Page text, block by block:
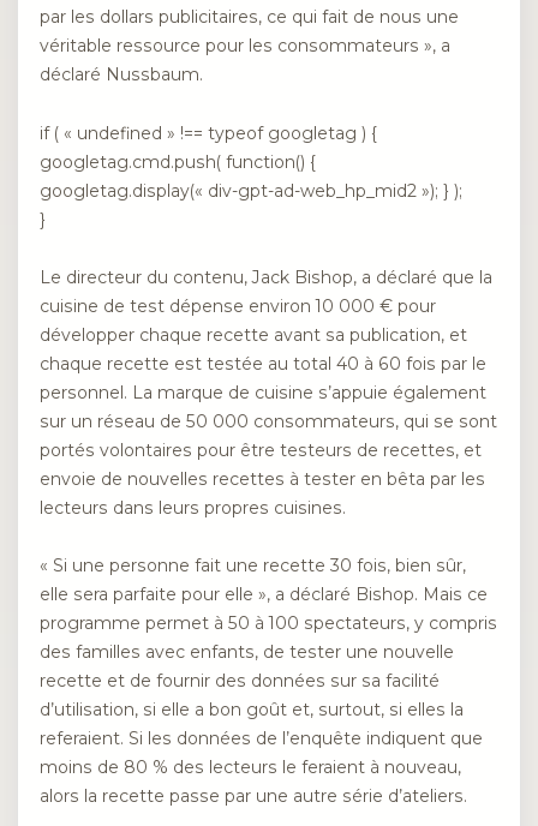
par les dollars publicitaires, ce qui fait de nous une
véritable ressource pour les consommateurs », a
déclaré Nussbaum.
if ( « undefined » !== typeof googletag ) {
googletag.cmd.push( function() {
googletag.display(« div-gpt-ad-web_hp_mid2 »); } );
}
Le directeur du contenu, Jack Bishop, a déclaré que la
cuisine de test dépense environ 10 000 € pour
développer chaque recette avant sa publication, et
chaque recette est testée au total 40 à 60 fois par le
personnel. La marque de cuisine s’appuie également
sur un réseau de 50 000 consommateurs, qui se sont
portés volontaires pour être testeurs de recettes, et
envoie de nouvelles recettes à tester en bêta par les
lecteurs dans leurs propres cuisines.
« Si une personne fait une recette 30 fois, bien sûr,
elle sera parfaite pour elle », a déclaré Bishop. Mais ce
programme permet à 50 à 100 spectateurs, y compris
des familles avec enfants, de tester une nouvelle
recette et de fournir des données sur sa facilité
d’utilisation, si elle a bon goût et, surtout, si elles la
referaient. Si les données de l’enquête indiquent que
moins de 80 % des lecteurs le feraient à nouveau,
alors la recette passe par une autre série d’ateliers.